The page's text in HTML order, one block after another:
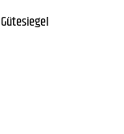
Gütesiegel